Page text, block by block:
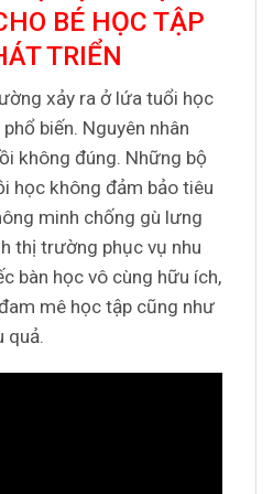
BÉ HỌC TẬP
TRIỂN
xảy ra ở lứa tuổi học
biến. Nguyên nhân
không đúng. Những bộ
học không đảm bảo tiêu
minh chống gù lưng
thị trường phục vụ nhu
bàn học vô cùng hữu ích,
mê học tập cũng như
quả.